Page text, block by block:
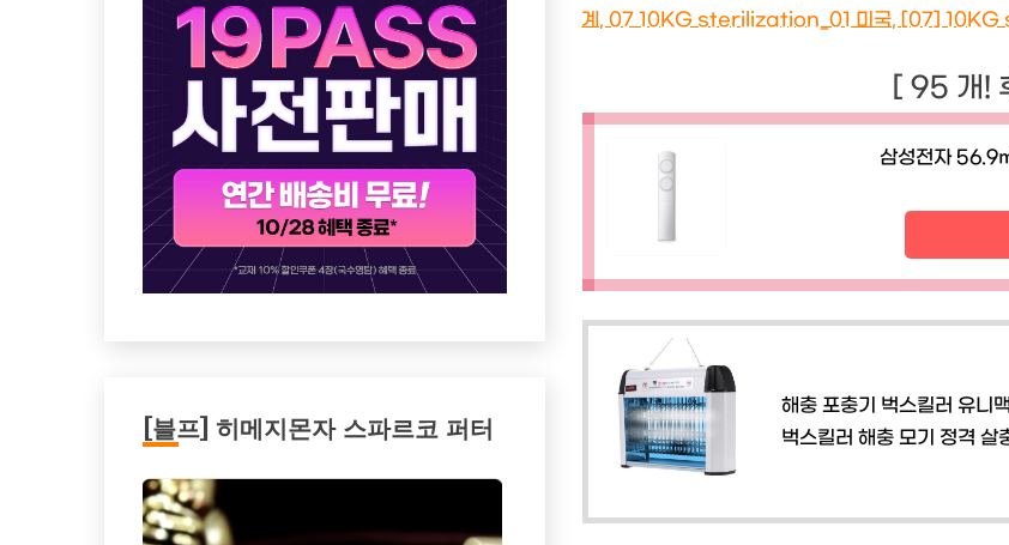
계, 07 10KG sterilization_01 미국, [07]
[ 95 개!
삼성전자
해충 포충기 벅스킬러 유니
벅스킬러 해충 모기 정격
[블프] 히메지몬자 스파르코 퍼터